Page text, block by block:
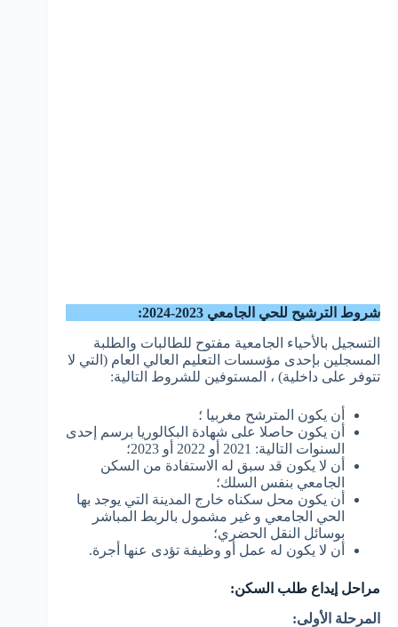
شروط الترشيح للحي الجامعي 2023-2024:​
التسجيل بالأحياء الجامعية مفتوح للطالبات والطلبة
المسجلين بإحدى مؤسسات التعليم العالي العام (التي لا
تتوفر على داخلية) ، المستوفين للشروط التالية:
أن يكون المترشح مغربيا ؛
أن يكون حاصلا على شهادة البكالوريا برسم إحدى
السنوات التالية: 2021 أو 2022 أو 2023؛
أن لا يكون قد سبق له الاستفادة من السكن
الجامعي بنفس السلك؛
أن يكون محل سكناه خارج المدينة التي يوجد بها
الحي الجامعي و غير مشمول بالربط المباشر
بوسائل النقل الحضري؛
أن لا يكون له عمل أو وظيفة تؤدى عنها أجرة.​
مراحل إيداع طلب السكن:
المرحلة الأولى: